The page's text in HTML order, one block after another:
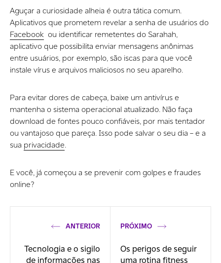
Aguçar a curiosidade alheia é outra tática comum.
Aplicativos que prometem revelar a senha de usuários do
Facebook ou identificar remetentes do Sarahah,
aplicativo que possibilita enviar mensagens anônimas
entre usuários, por exemplo, são iscas para que você
instale vírus e arquivos maliciosos no seu aparelho.
Para evitar dores de cabeça, baixe um antivírus e
mantenha o sistema operacional atualizado. Não faça
download de fontes pouco confiáveis, por mais tentador
ou vantajoso que pareça. Isso pode salvar o seu dia – e a
sua privacidade.
E você, já começou a se prevenir com golpes e fraudes
online?
ANTERIOR
Tecnologia e o sigilo
de informações nas
PRÓXIMO
Os perigos de seguir
uma rotina fitness